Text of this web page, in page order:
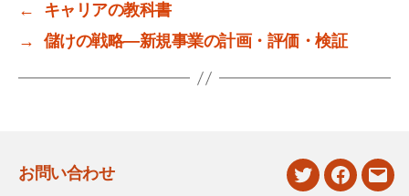
←
キャリアの教科書
→
儲けの戦略―新規事業の計画・評価・検証
お問い合わせ
twitterfacebook